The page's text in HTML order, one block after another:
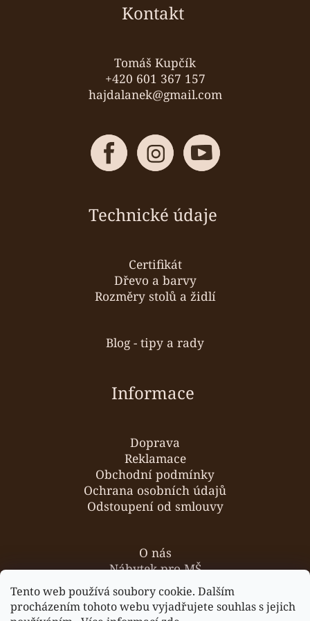
Tento web používá soubory cookie. Dalším
procházením tohoto webu vyjadřujete souhlas s jejich
r
v
v
ý
p
u
Kontakt
Tomáš Kupčík
+420 601 367 157
hajdalanek@gmail.com
Technické údaje
Certifikát
Dřevo a barvy
Rozměry stolů a židlí
Blog - tipy a rady
Informace
Doprava
Reklamace
Obchodní podmínky
Ochrana osobních údajů
Odstoupení od smlouvy
O nás
Nábytek pro MŠ
Hodnocení obchodu
Kontakty